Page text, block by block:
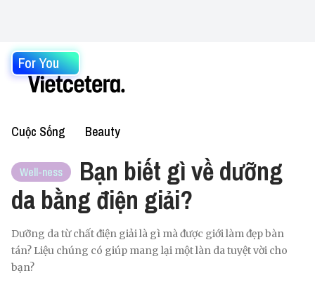
For You
Cuộc Sống Beauty
Well-ness
Bạn biết gì về dưỡng
da bằng điện giải?
Dưỡng da từ chất điện giải là gì mà được giới làm đẹp bàn
tán? Liệu chúng có giúp mang lại một làn da tuyệt vời cho
bạn?